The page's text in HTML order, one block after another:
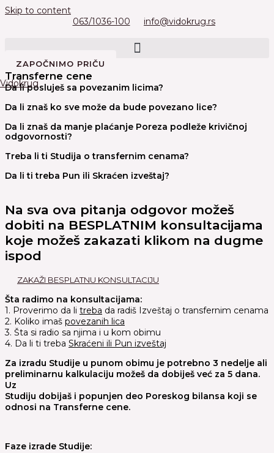
Skip to content
063/1036-100
info@vidokrug.rs
ZAPOČNIMO PRIČU
Vidokrug
Transferne cene
Da li posluješ sa povezanim licima?
Da li znaš ko sve može da bude povezano lice?
Da li znaš da manje plaćanje Poreza podleže krivičnoj
odgovornosti?
Treba li ti Studija o transfernim cenama?
Da li ti treba Pun ili Skraćen izveštaj?
Na sva ova pitanja odgovor možeš
dobiti na BESPLATNIM konsultacijama
koje možeš zakazati klikom na dugme
ispod
ZAKAŽI BESPLATNU KONSULTACIJU
Šta radimo na konsultacijama:
1. Proverimo da li treba da radiš Izveštaj o transfernim cenama
2. Koliko imaš povezanih lica
3. Šta si radio sa njima i u kom obimu
4. Da li ti treba Skraćeni ili Pun izveštaj
Za izradu Studije u punom obimu je potrebno 3 nedelje ali
preliminarnu kalkulaciju možeš da dobiješ već za 5 dana.
Uz
Studiju dobijaš i popunjen deo Poreskog bilansa koji se
odnosi na Transferne cene.
Faze izrade Studije: